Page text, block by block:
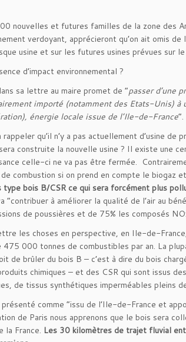
nouvelles et futures familles de la zone des
verdoyant, apprécieront qu’on ait omis
usine et sur les futures usines prévues sur
d’impact environnemental ?
sa lettre au maire promet de “passer d’une
importé (notamment des Etats-Unis)
énergie locale issue de l’Ile-de-France”.
qu’il n’y a pas actuellement d’usine
construite la nouvelle usine ? Il existe une
celle-ci ne va pas être fermée.
de combustion si on prend en compte le biogaz
type bois B/CSR ce qui sera forcément plus
“contribuer à améliorer la qualité de l’air au
de poussières et de 75% les composés
les choses en perspective, en Ile-de-
475 000 tonnes de combustibles par an. La
de brûler du bois B – c’est à dire du bois
chimiques – et des CSR qui sont issus
de tissus synthétiques imperméables pleins
présenté comme “issu de l’Ile-de-France et
de Paris nous apprenons que le bois sera
la France. Les 30 kilomètres de trajet fluvial